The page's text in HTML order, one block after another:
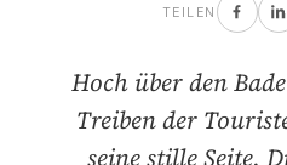
TEILEN
Hoch über den
Treiben der
seine stille Seite.